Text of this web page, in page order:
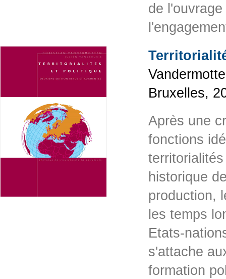
de
Bruxelles,
Après une
fonctions
historique
production,
les temps
Etats-
s'attache
formation